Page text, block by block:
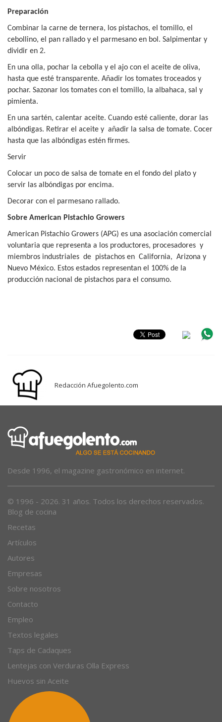
Preparación
Combinar la carne de ternera, los pistachos, el tomillo, el
cebollino, el pan rallado y el parmesano en bol. Salpimentar y
dividir en 2.
En una olla, pochar la cebolla y el ajo con el aceite de oliva,
hasta que esté transparente. Añadir los tomates troceados y
pochar. Sazonar los tomates con el tomillo, la albahaca, sal y
pimienta.
En una sartén, calentar aceite. Cuando esté caliente, dorar las
albóndigas. Retirar el aceite y añadir la salsa de tomate. Cocer
hasta que las albóndigas estén firmes.
Servir
Colocar un poco de salsa de tomate en el fondo del plato y
servir las albóndigas por encima.
Decorar con el parmesano rallado.
Sobre American Pistachio Growers
American Pistachio Growers (APG) es una asociación comercial
voluntaria que representa a los productores, procesadores y
miembros industriales de pistachos en California, Arizona y
Nuevo México. Estos estados representan el 100% de la
producción nacional de pistachos para el consumo.
Redacción Afuegolento.com
Desde 1996, el magazine gastronómico en internet.
© 1996 - 2026. 31 años. Todos los derechos reservados.
Blog de cocina
Recetas
Artículos
Autores
Empresas
Sobre nosotros
Contacto
Empleo
Textos legales
Taps de Cadaques
Lentejas con Verduras Olla Express
Huevos sin Aceite